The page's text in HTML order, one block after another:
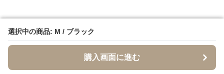
選択中の商品: M / ブラック
購入画面に進む
選択中の商品: M / ブラック
購入画面に進む